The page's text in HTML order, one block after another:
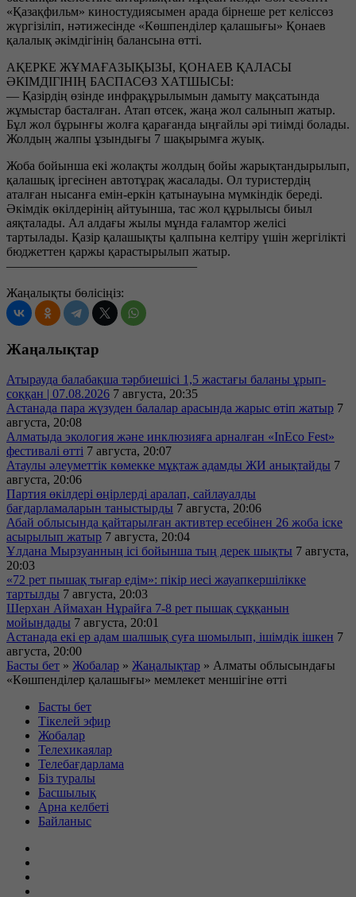
«Қазақфильм» киностудиясымен арада бірнеше рет келіссөз
жүргізіліп, нәтижесінде «Көшпенділер қалашығы» Қонаев
қалалық әкімдігінің балансына өтті.
АҚЕРКЕ ЖҰМАҒАЗЫҚЫЗЫ, ҚОНАЕВ ҚАЛАСЫ
ӘКІМДІГІНІҢ БАСПАСӨЗ ХАТШЫСЫ:
— Қазірдің өзінде инфрақұрылымын дамыту мақсатында
жұмыстар басталған. Атап өтсек, жаңа жол салынып жатыр.
Бұл жол бұрынғы жолға қарағанда ыңғайлы әрі тиімді болады.
Жолдың жалпы ұзындығы 7 шақырымға жуық.
Жоба бойынша екі жолақты жолдың бойы жарықтандырылып,
қалашық іргесінен автотұрақ жасалады. Ол туристердің
аталған нысанға емін-еркін қатынауына мүмкіндік береді.
Әкімдік өкілдерінің айтуынша, тас жол құрылысы биыл
аяқталады. Ал алдағы жылы мұнда ғаламтор желісі
тартылады. Қазір қалашықты қалпына келтіру үшін жергілікті
бюджеттен қаржы қарастырылып жатыр.
———————————————
Жаңалықты бөлісіңіз:
Жаңалықтар
Атырауда балабақша тәрбиешісі 1,5 жастағы баланы ұрып-
соққан | 07.08.2026 7 августа, 20:35
Астанада пара жүзуден балалар арасында жарыс өтіп жатыр 7
августа, 20:08
Алматыда экология және инклюзияға арналған «InEco Fest»
фестивалі өтті 7 августа, 20:07
Атаулы әлеуметтік көмекке мұқтаж адамды ЖИ анықтайды 7
августа, 20:06
Партия өкілдері өңірлерді аралап, сайлауалды
бағдарламаларын таныстырды 7 августа, 20:06
Абай облысында қайтарылған активтер есебінен 26 жоба іске
асырылып жатыр 7 августа, 20:04
Ұлдана Мырзуанның ісі бойынша тың дерек шықты 7 августа,
20:03
«72 рет пышақ тығар едім»: пікір иесі жауапкершілікке
тартылды 7 августа, 20:03
Шерхан Аймахан Нұрайға 7-8 рет пышақ сұққанын
мойындады 7 августа, 20:01
Астанада екі ер адам шалшық суға шомылып, ішімдік ішкен 7
августа, 20:00
Басты бет » Жобалар » Жаңалықтар » Алматы облысындағы
«Көшпенділер қалашығы» мемлекет меншігіне өтті
Басты бет
Тікелей эфир
Жобалар
Телехикаялар
Телебағдарлама
Біз туралы
Басшылық
Арна келбеті
Байланыс